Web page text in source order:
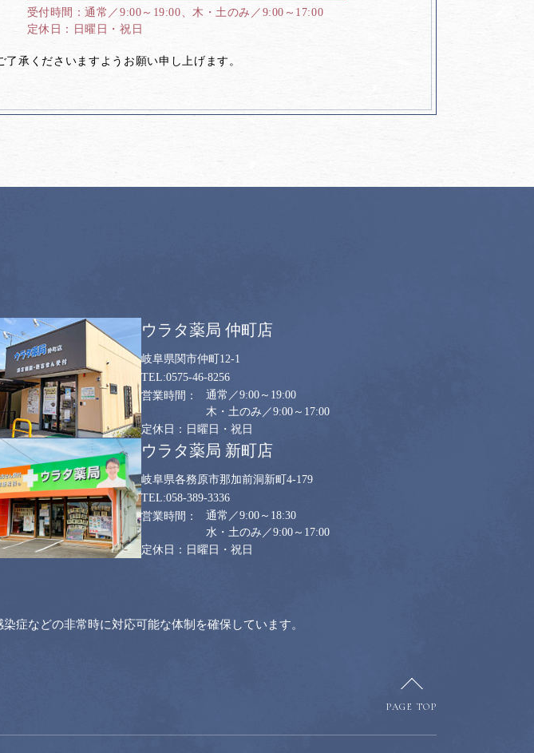
通常／9:00～19:00、木・土のみ／9:00～17:00
日曜日・祝日
承くださいますようお願い申し上げます。
ウラタ薬局 仲町店
岐阜県関市仲町12-1
0575-46-8256
通常／9:00～19:00
木・土のみ／9:00～17:00
日曜日・祝日
ウラタ薬局 新町店
岐阜県各務原市那加前洞新町4-179
058-389-3336
通常／9:00～18:30
水・土のみ／9:00～17:00
日曜日・祝日
症などの非常時に対応可能な体制を確保しています。
PAGE TOP